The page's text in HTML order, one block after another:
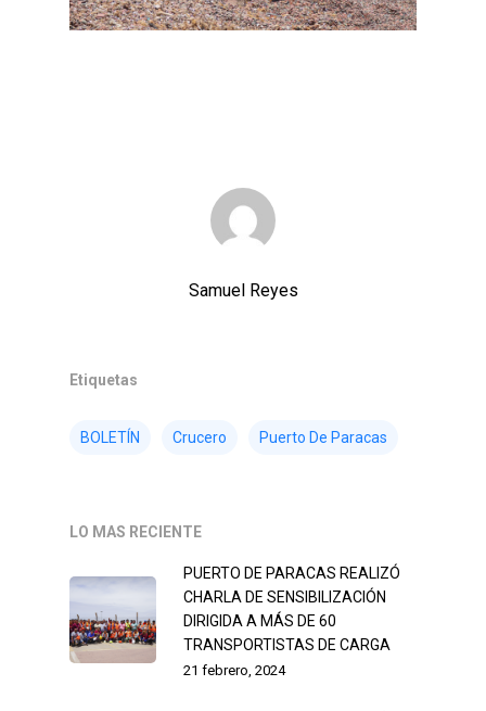
Samuel Reyes
Etiquetas
BOLETÍN Crucero Puerto De Paracas
LO MAS RECIENTE
PUERTO DE PARACAS REALIZÓ
CHARLA DE SENSIBILIZACIÓN
DIRIGIDA A MÁS DE 60
TRANSPORTISTAS DE CARGA
21 febrero, 2024